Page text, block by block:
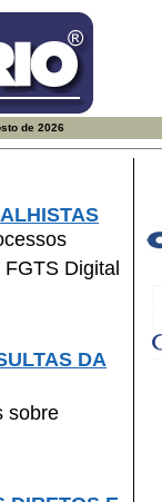
de 2026
Digital
DA
sobre